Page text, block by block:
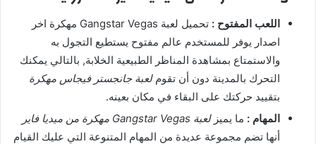
اللعب المفتوح :
تحميل لعبة Gangstar Vegas مهكرة اخر
اصدار يوفر للمستخدم عالم مفتوح يستطيع التجول به
والاستمتاع بمشاهدة المناظر الطبيعية الخلابة, بالتالي يمكنك
التحرك بالمدينة دون أن تقوملعبة جانجستر فيجاس مهكرة
بتقييد حركتك على البقاء في مكان بعينه.
المهام : ما يميزلعبة Gangstar Vegas مهكرة من ميديا فاير
أنها تضم مجموعة عديدة من المهام المتنوعة التي عليك القيام